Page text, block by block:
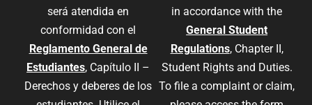
será atendida en
conformidad con el
Reglamento General de
Estudiantes, Capítulo II –
Derechos y deberes de los
in accordance with the
General Student
Regulations, Chapter II,
Student Rights and Duties.
To file a complaint or claim,